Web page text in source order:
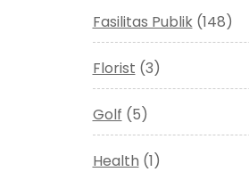
Fasilitas Publik(148)
Florist (3)
Golf (5)
Health (1)